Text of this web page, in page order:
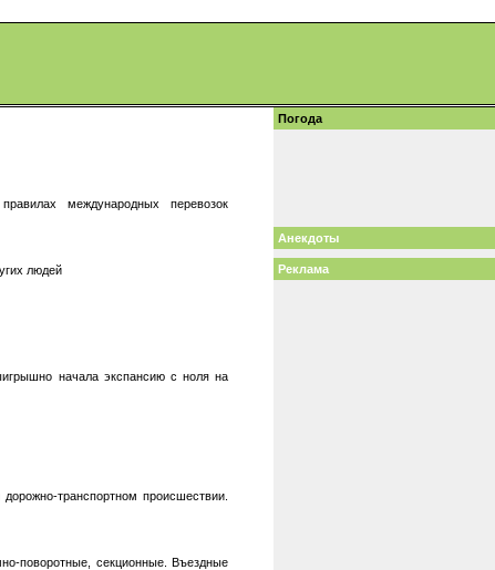
международных перевозок
людей
начала экспансию с ноля на
транспортном происшествии.
поворотные, секционные. Въездные
Погода
Анекдоты
Реклама